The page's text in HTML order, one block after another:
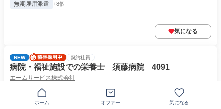
無期雇用派遣 +8個
気になる
NEW 契約社員
病院・福祉施設での栄養士 須藤病院 4091
エームサービス株式会社
＼あなたの栄養士免許が活かせる！／★年間休日122日★賞与年2
回＆正社員登用有★待遇充実の...
ホーム オファー 気になる